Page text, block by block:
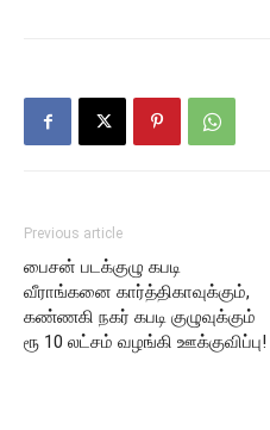
Previous article
பைசன் படக்குழு கபடி
வீராங்கனை கார்த்திகாவுக்கும்,
கண்ணகி நகர் கபடி குழுவுக்கும்
ரூ 10 லட்சம் வழங்கி ஊக்குவிப்பு!